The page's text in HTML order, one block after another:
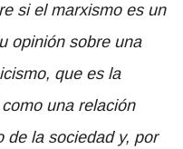
si el marxismo es un
opinión sobre una
que es la
una relación
de la sociedad y, por